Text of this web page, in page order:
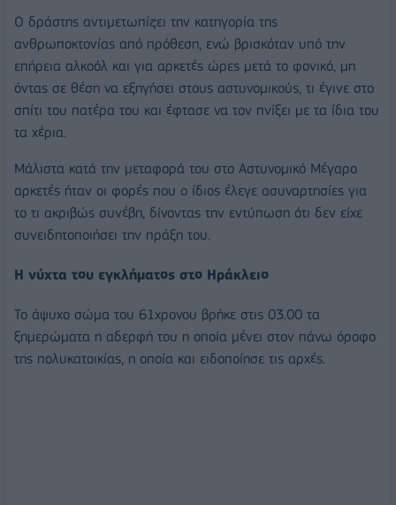
Ο δράστης αντιμετωπίζει την κατηγορία της
ανθρωποκτονίας από πρόθεση, ενώ βρισκόταν υπό την
επήρεια αλκοόλ και για αρκετές ώρες μετά το φονικό, μη
όντας σε θέση να εξηγήσει στους αστυνομικούς, τι έγινε στο
σπίτι του πατέρα του και έφτασε να τον πνίξει με τα ίδια του
τα χέρια.
Μάλιστα κατά την μεταφορά του στο Αστυνομικό Μέγαρο
αρκετές ήταν οι φορές που ο ίδιος έλεγε ασυναρτησίες για
το τι ακριβώς συνέβη, δίνοντας την εντύπωση ότι δεν είχε
συνειδητοποιήσει την πράξη του.
Η νύχτα του εγκλήματος στο Ηράκλειο
Το άψυχο σώμα του 61χρονου βρήκε στις 03.00 τα
ξημερώματα η αδερφή του η οποία μένει στον πάνω όροφο
της πολυκατοικίας, η οποία και ειδοποίησε τις αρχές.